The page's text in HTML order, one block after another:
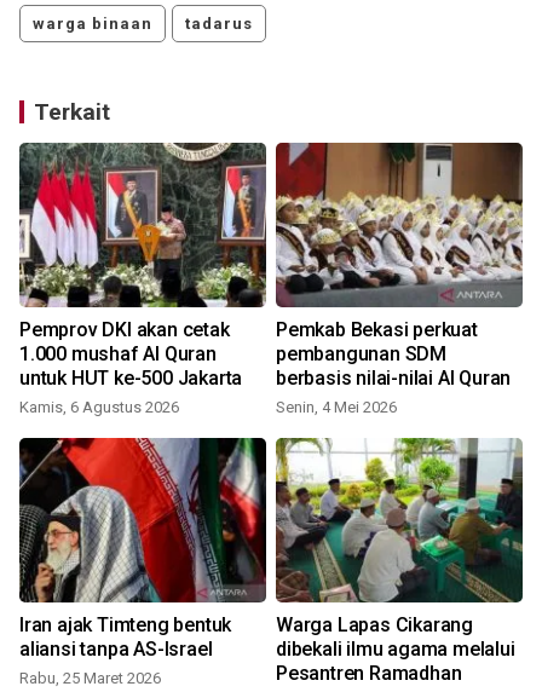
warga binaan tadarus
Terkait
Pemprov DKI akan cetak
1.000 mushaf Al Quran
untuk HUT ke-500 Jakarta
Kamis, 6 Agustus 2026
Pemkab Bekasi perkuat
pembangunan SDM
berbasis nilai-nilai Al Quran
Senin, 4 Mei 2026
Iran ajak Timteng bentuk
aliansi tanpa AS-Israel
Rabu, 25 Maret 2026
Warga Lapas Cikarang
dibekali ilmu agama melalui
Pesantren Ramadhan